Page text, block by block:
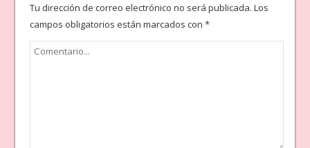
Tu dirección de correo electrónico no será publicada. Los
campos obligatorios están marcados con *